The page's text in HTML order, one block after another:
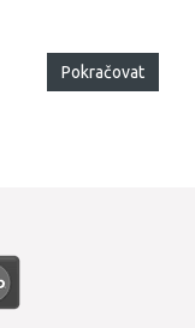
Pokračovat